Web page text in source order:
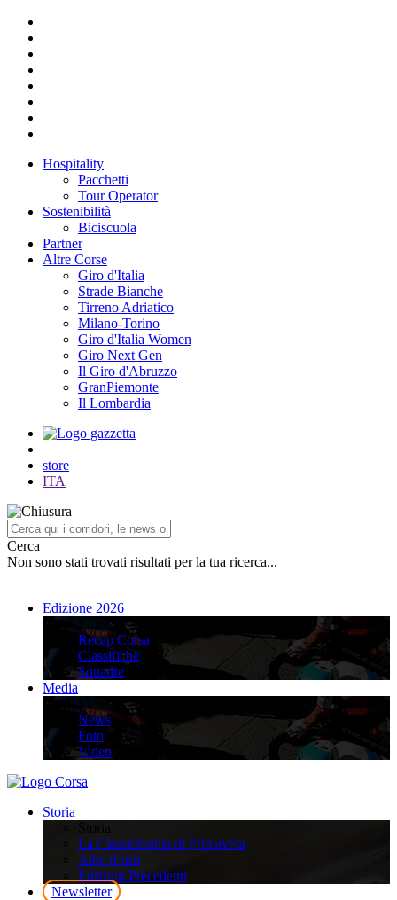
Hospitality
Pacchetti
Tour Operator
Sostenibilità
Biciscuola
Partner
Altre Corse
Giro d'Italia
Strade Bianche
Tirreno Adriatico
Milano-Torino
Giro d'Italia Women
Giro Next Gen
Il Giro d'Abruzzo
GranPiemonte
Il Lombardia
store
ITA
Cerca
Non sono stati trovati risultati per la tua ricerca...
Edizione 2026
Edizione 2026
Recap Corsa
Classifiche
Squadre
Media
Media
News
Foto
Video
Storia
La Classicissima di Primavera
Albo d’oro
Edizioni Precedenti
Newsletter